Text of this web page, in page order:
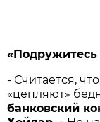
- Считается,
«цепляют»
банковский